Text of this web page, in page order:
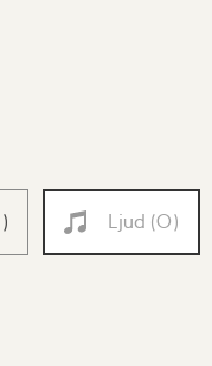
) Ljud (0)